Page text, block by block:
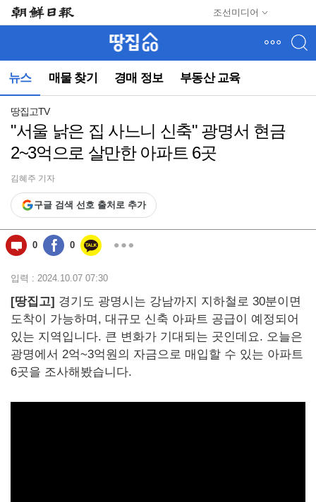
조선미디어
뉴스 매물 찾기 경매 정보 부동산 교육
뉴
(컨
동)
땅집고TV
"서울 낡은 집 사느니 신축" 광명서 현금
2~3억으로 살만한 아파트 6곳
김혜주 기자
구글 검색 선호 출처로 추가
0 0
입력 : 2024.10.07 07:30
[땅집고] 경기도 광명시는 강남까지 지하철로 30분이면
도착이 가능하며, 대규모 신축 아파트 공급이 예정되어
있는 지역입니다. 큰 변화가 기대되는 곳인데요. 오늘은
광명에서 2억~3억원의 자금으로 매입할 수 있는 아파트
6곳을 조사해봤습니다.